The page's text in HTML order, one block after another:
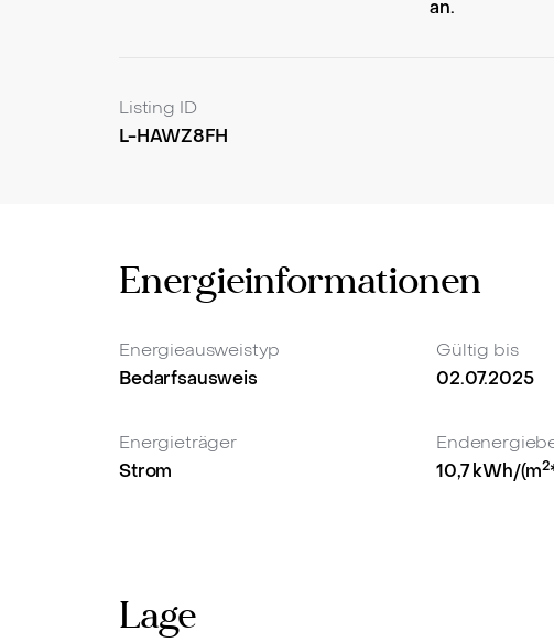
Elektromobilität ermöglichen. Diese durchdachte
an.
Listing ID
L-HAWZ8FH
Energieinformationen
Energieausweistyp
Bedarfsausweis
Gültig bis
02.07.2025
Energieträger
Strom
10,7kWh/(m2
Lage